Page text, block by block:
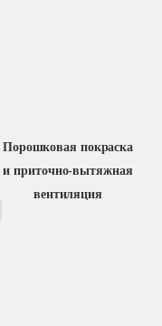
Порошковая покраска
и приточно-вытяжная
вентиляция